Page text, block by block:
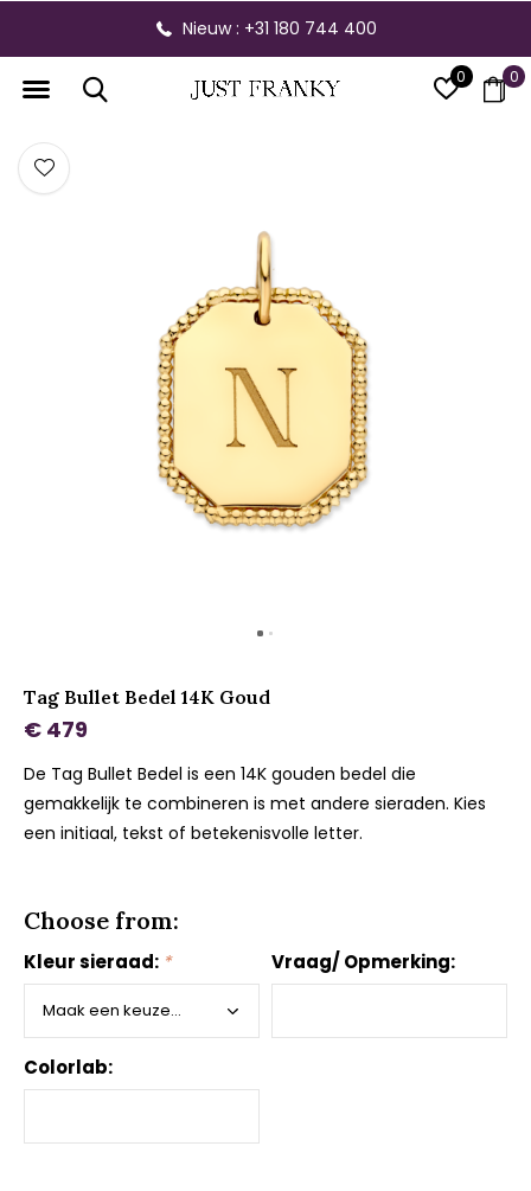
0 0
Nieuw : +31 180 744 400
Tag Bullet Bedel 14K Goud
€ 479
De Tag Bullet Bedel is een 14K gouden bedel die
gemakkelijk te combineren is met andere sieraden. Kies
een initiaal, tekst of betekenisvolle letter.
Choose from:
Kleur sieraad: * Vraag/ Opmerking:
Colorlab: